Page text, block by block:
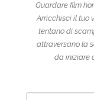
Guardare film
Arricchisci il tuo
tentano di
attraversano la
da iniziare